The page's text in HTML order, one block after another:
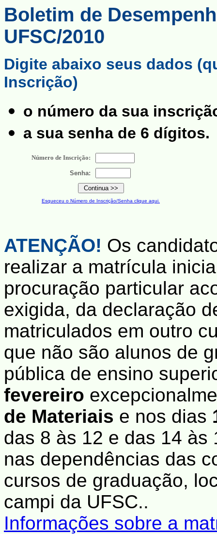
Boletim de
UFSC/2010
Digite abaixo seus dados
Inscrição)
o número da sua
a sua senha de 6 dígitos.
Número de Inscrição:
Senha:
Esqueceu o Número de Inscrição/Senha clique aqui.
ATENÇÃO! Os
realizar a matrícula
procuração particular
exigida, da declaração
matriculados em outro
que não são alunos de
pública de ensino
fevereiro
de Materiais e nos dias
das 8 às 12 e das 14 às
nas dependências das
cursos de graduação,
campi da UFSC..
Informações sobre a